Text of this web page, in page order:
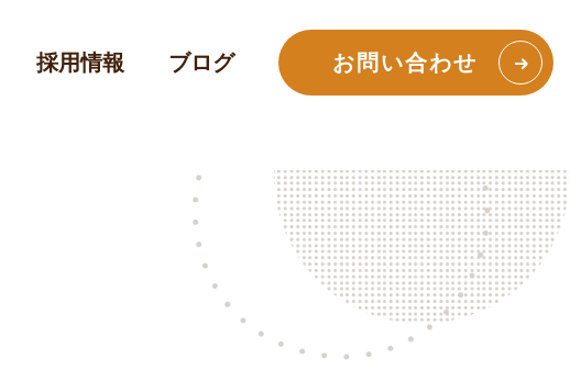
採用情報 ブログ お問い合わせ